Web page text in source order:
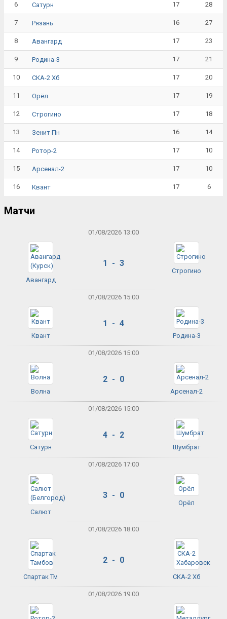
6 Сатурн 17 28
7 Рязань 16 27
8 Авангард 17 23
9 Родина-3 17 21
10 СКА-2 Хб 17 20
11 Орёл 17 19
12 Строгино 17 18
13 Зенит Пн 16 14
14 Ротор-2 17 10
15 Арсенал-2 17 10
16 Квант 17 6
Матчи
01/08/2026 13:00
Авангард
1 - 3
Строгино
01/08/2026 15:00
Квант
1 - 4
Родина-3
01/08/2026 15:00
Волна
2 - 0
Арсенал-2
01/08/2026 15:00
Сатурн
4 - 2
Шумбрат
01/08/2026 17:00
Салют
3 - 0
Орёл
01/08/2026 18:00
Спартак Тм
2 - 0
СКА-2 Хб
01/08/2026 19:00